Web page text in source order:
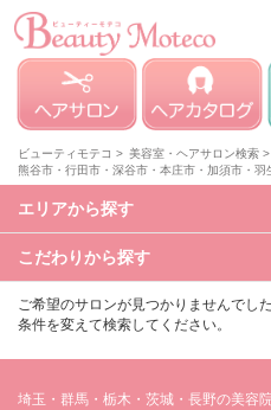
ビューティモテコ > 美容室・ヘアサロン検索 >
熊谷市・行田市・深谷市・本庄市・加須市・羽
エリアから探す
こだわりから探す
ご希望のサロンが見つかりませんでした
条件を変えて検索してください。
埼玉・群馬・栃木・茨城・長野の美容